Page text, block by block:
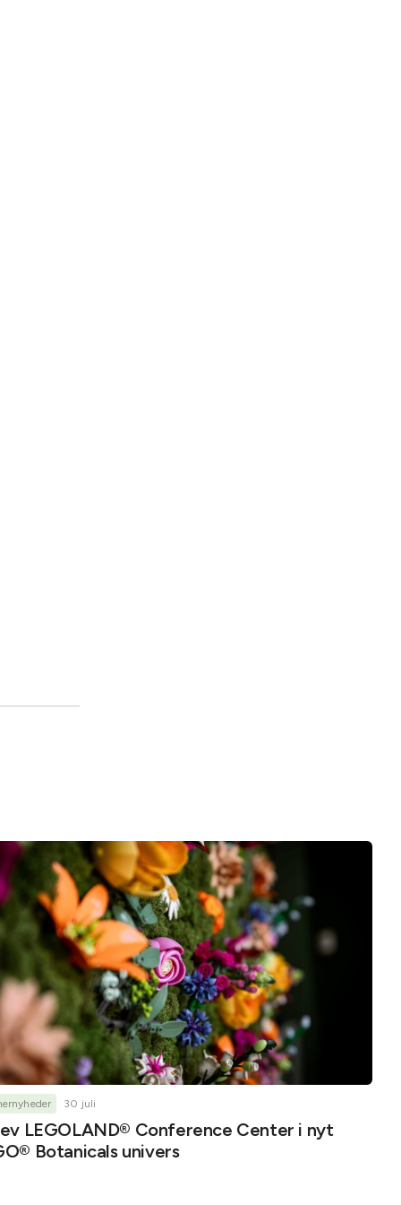
30 juli
LEGOLAND® Conference Center i nyt
Botanicals univers